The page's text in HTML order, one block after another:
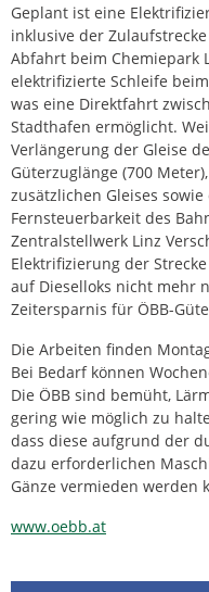
Geplant ist eine
inklusive der
Abfahrt beim Chemiepark
elektrifizierte Schleife
was eine Direktfahrt
Stadthafen ermöglicht.
Verlängerung der Gleise
Güterzuglänge (700
zusätzlichen Gleises
Fernsteuerbarkeit des
Zentralstellwerk Linz
Elektrifizierung der
auf Dieselloks nicht mehr
Zeitersparnis für ÖBB-
Die Arbeiten finden
Bei Bedarf können
Die ÖBB sind bemüht,
gering wie möglich zu
dass diese aufgrund der
dazu erforderlichen
Gänze vermieden werden
www.oebb.at